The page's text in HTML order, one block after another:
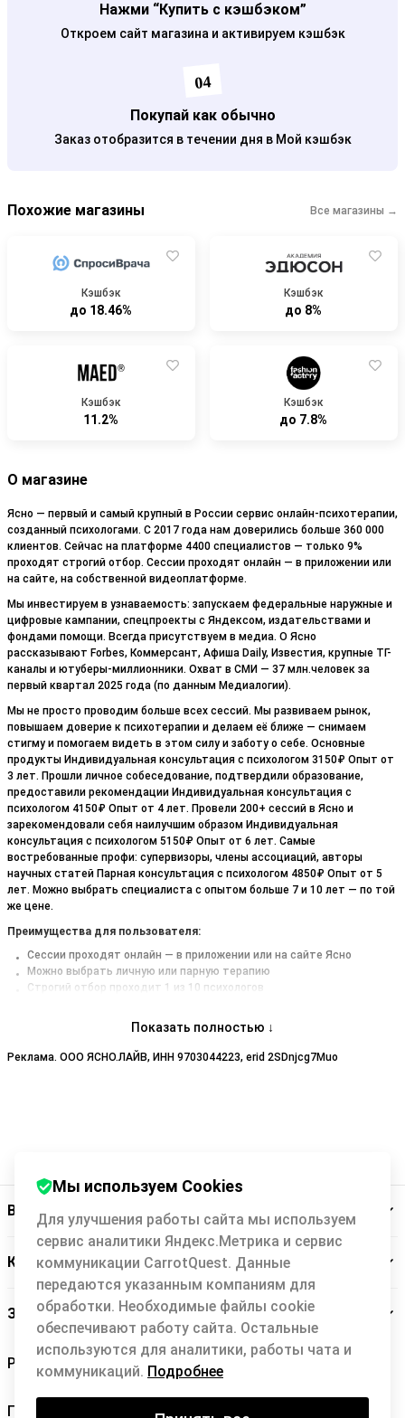
Нажми “Купить с кэшбэком”
Откроем сайт магазина и активируем кэшбэк
04
Покупай как обычно
Заказ отобразится в течении дня в Мой кэшбэк
Похожие магазины Все магазины →
Кэшбэк
до 18.46%
Кэшбэк
до 8%
Кэшбэк
11.2%
Кэшбэк
до 7.8%
О магазине
Ясно — первый и самый крупный в России сервис онлайн-психотерапии,
созданный психологами. С 2017 года нам доверились больше 360 000
клиентов. Сейчас на платформе 4400 специалистов — только 9%
проходят строгий отбор. Сессии проходят онлайн — в приложении или
на сайте, на собственной видеоплатформе.
Мы инвестируем в узнаваемость: запускаем федеральные наружные и
цифровые кампании, спецпроекты с Яндексом, издательствами и
фондами помощи. Всегда присутствуем в медиа. О Ясно
рассказывают Forbes, Коммерсант, Афиша Daily, Известия, крупные ТГ-
каналы и ютуберы-миллионники. Охват в СМИ — 37 млн.человек за
первый квартал 2025 года (по данным Медиалогии).
Мы не просто проводим больше всех сессий. Мы развиваем рынок,
повышаем доверие к психотерапии и делаем её ближе — снимаем
стигму и помогаем видеть в этом силу и заботу о себе. Основные
продукты Индивидуальная консультация с психологом 3150₽ Опыт от
3 лет. Прошли личное собеседование, подтвердили образование,
предоставили рекомендации Индивидуальная консультация с
психологом 4150₽ Опыт от 4 лет. Провели 200+ сессий в Ясно и
зарекомендовали себя наилучшим образом Индивидуальная
консультация с психологом 5150₽ Опыт от 6 лет. Самые
востребованные профи: супервизоры, члены ассоциаций, авторы
научных статей Парная консультация с психологом 4850₽ Опыт от 5
лет. Можно выбрать специалиста с опытом больше 7 и 10 лет — по той
же цене.
Преимущества для пользователя:
Сессии проходят онлайн — в приложении или на сайте Ясно
Можно выбрать личную или парную терапию
Строгий отбор проходит 1 из 10 психологов
Они работают только в научно доказанных подходах
Легко выбрать психолога — по запросу, полу, цене, времени сессии
кнопку «Купить с кэшбэком» и следуйте простым инструкциям.
Показать полностью ↓
Реклама. ООО ЯСНО.ЛАЙВ, ИНН 9703044223, erid 2SDnjcg7Muo
Backit
Кэшбэк-сервис
Заботимся о вас
Правила Backit
Мы используем Cookies
Для улучшения работы сайта мы используем
сервис аналитики Яндекс.Метрика и сервис
коммуникации CarrotQuest. Данные
передаются указанным компаниям для
обработки. Необходимые файлы cookie
обеспечивают работу сайта. Остальные
используются для аналитики, работы чата и
коммуникаций. Подробнее